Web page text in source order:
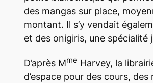
des mangas sur place,
montant. Il s’y vendait
et des onigiris, une spécialité
D’après Mme Harvey, la
d’espace pour des cours,